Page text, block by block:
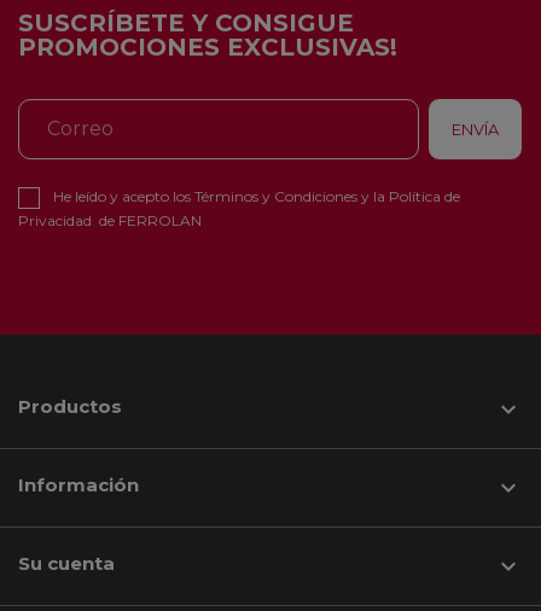
SUSCRÍBETE Y CONSIGUE
PROMOCIONES EXCLUSIVAS!
He leído y acepto los Términos y Condiciones y la Política de
Privacidad de FERROLAN
Productos 
Información 
Su cuenta 